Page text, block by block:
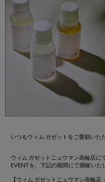
いつもウィム ガゼットをご愛顧いた
ウィム ガゼットニュウマン高輪店に
EVENTを、下記の期間にて開催いた
【ウィム ガゼットニュウマン高輪店